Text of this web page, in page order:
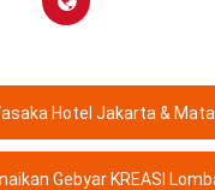
Hotel Jakarta & Matalesoge Bekerjasama dalam One Day Training
Gebyar KREASI Lomba Menggambar dengan